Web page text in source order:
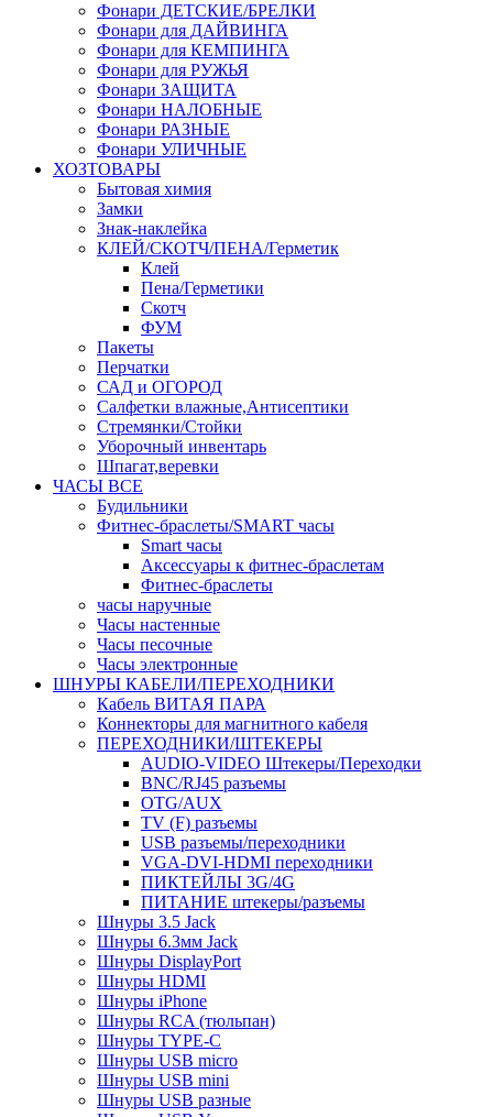
Фонари ДЕТСКИЕ/БРЕЛКИ
Фонари для ДАЙВИНГА
Фонари для КЕМПИНГА
Фонари для РУЖЬЯ
Фонари ЗАЩИТА
Фонари НАЛОБНЫЕ
Фонари РАЗНЫЕ
Фонари УЛИЧНЫЕ
ХОЗТОВАРЫ
Бытовая химия
Замки
Знак-наклейка
КЛЕЙ/СКОТЧ/ПЕНА/Герметик
Клей
Пена/Герметики
Скотч
ФУМ
Пакеты
Перчатки
САД и ОГОРОД
Салфетки влажные,Антисептики
Стремянки/Стойки
Уборочный инвентарь
Шпагат,веревки
ЧАСЫ ВСЕ
Будильники
Фитнес-браслеты/SMART часы
Smart часы
Аксессуары к фитнес-браслетам
Фитнес-браслеты
часы наручные
Часы настенные
Часы песочные
Часы электронные
ШНУРЫ КАБЕЛИ/ПЕРЕХОДНИКИ
Кабель ВИТАЯ ПАРА
Коннекторы для магнитного кабеля
ПЕРЕХОДНИКИ/ШТЕКЕРЫ
AUDIO-VIDEO Штекеры/Переходки
BNC/RJ45 разъемы
OTG/AUX
TV (F) разъемы
USB разъемы/переходники
VGA-DVI-HDMI переходники
ПИКТЕЙЛЫ 3G/4G
ПИТАНИЕ штекеры/разъемы
Шнуры 3.5 Jack
Шнуры 6.3мм Jack
Шнуры DisplayPort
Шнуры HDMI
Шнуры iPhone
Шнуры RCA (тюльпан)
Шнуры TYPE-C
Шнуры USB micro
Шнуры USB mini
Шнуры USB разные